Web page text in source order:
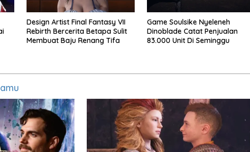
Design Artist Final Fantasy VII
Rebirth Bercerita Betapa Sulit
Membuat Baju Renang Tifa
Game Soulsike Nyeleneh
Dinoblade Catat Penjualan
83.000 Unit Di Seminggu